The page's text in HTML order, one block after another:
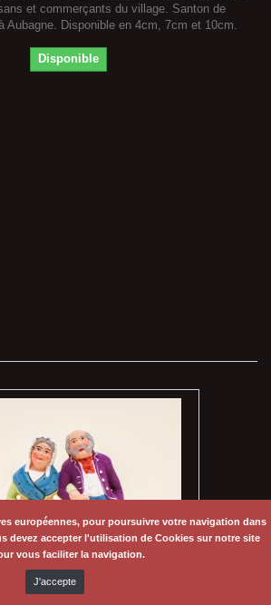
européennes, pour poursuivre votre navigation dans
devez accepter l'utilisation de Cookies sur notre site
vous faciliter la navigation.
J'accepte
et commerçants du village. Santon de
Aubagne. Disponible en 4cm, 7cm et 10cm.
Disponible